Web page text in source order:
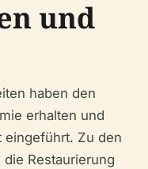
und
haben den
erhalten und
eingeführt. Zu den
Restaurierung